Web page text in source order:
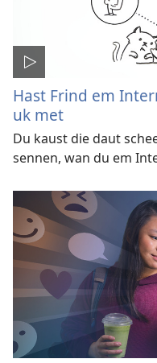
Hast Frind em
uk met
Du kaust die daut
sennen, wan du em